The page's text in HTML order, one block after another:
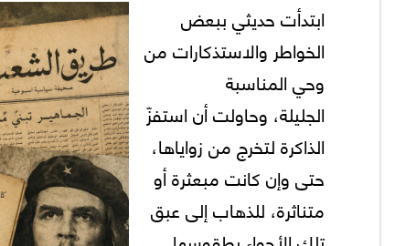
ابتدأت حديثي ببعض
الخواطر والاستذكارات من
وحي المناسبة
الجليلة، وحاولت أن استفزّ
الذاكرة لتخرج من زواياها،
حتى وإن كانت مبعثرة أو
متناثرة، للذهاب إلى عبق